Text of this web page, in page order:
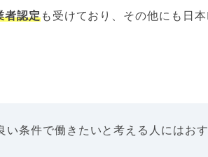
者認定も受けており、その他にも日
い条件で働きたいと考える人にはお